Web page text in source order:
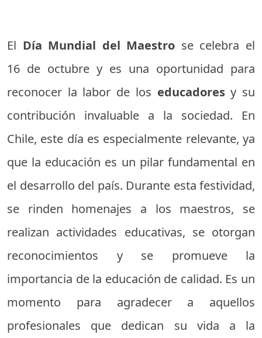
El Día Mundial del Maestro se celebra el
16 de octubre y es una oportunidad para
reconocer la labor de los educadoresy su
contribución invaluable a la sociedad. En
Chile, este día es especialmente relevante, ya
que la educación es un pilar fundamental en
el desarrollo del país. Durante esta festividad,
se rinden homenajes a los maestros, se
realizan actividades educativas, se otorgan
reconocimientos y se promueve la
importancia de la educación de calidad. Es un
momento para agradecer a aquellos
profesionales que dedican su vida a la